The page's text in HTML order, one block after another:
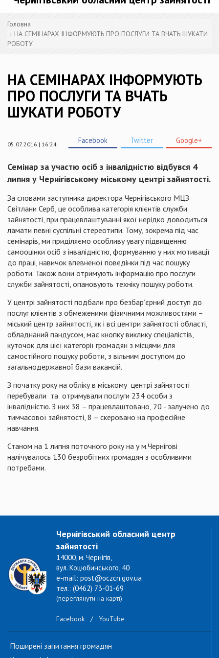
Головна
НА СЕМІНАРАХ ІНФОРМУЮТЬ ПРО ПОСЛУГИ ТА ВЧАТЬ ШУКАТИ
РОБОТУ
НА СЕМІНАРАХ ІНФОРМУЮТЬ
ПРО ПОСЛУГИ ТА ВЧАТЬ
ШУКАТИ РОБОТУ
05.07.2016 | 16:24 Facebook Twitter Google+
Семінар за участю осіб з інвалідністю відбувся 4
липня у Чернігівському міському центрі зайнятості.
За словами заступника директора Чернігівського МЦЗ
Світлани Серб, це особлива категорія клієнтів служби
зайнятості, при працевлаштуванні якої нерідко доводиться
ламати певні суспільні стереотипи. Тому, зокрема під час
семінарів, ми приділяємо особливу увагу підвищенню
самооцінки осіб з інвалідністю, формуванню у них мотивації
до праці, навичок впевненої поведінки під час пошуку
роботи. Також вони отримують інформацію про послуги
служби зайнятості, опановують техніку пошуку роботи.
У центрі зайнятості подбали про безбар’єрний доступ до
послуг клієнтів з обмеженими фізичними можливостями –
міський центр зайнятості, як і всі центри зайнятості області,
обладнаний пандусом, має кнопку виклику спеціалістів,
куточок для цієї категорії громадян з місцями для
самостійного пошуку роботи, з вільним доступом до
загальнодержавної бази вакансій.
З початку року на обліку в міському центрі зайнятості
перебували та отримували послуги 234 особи з
інвалідністю. З них 38 – працевлаштовано, 20 - залучено до
тимчасової зайнятості, 8 – скеровано на професійне
навчання.
Станом на 1 липня поточного року на ум.Чернігові
налічувалось 130 безробітних громадян з особливими
потребами.
Чернігівський обласний центр
зайнятості
14000, м. Чернігів,
вул. Коцюбинського, 40
e-mail: post@oczcn.gov.ua
тел.: (0462) 73-01-69
(переглянути на карті)
Facebook / YouTube
Поширені запитання громадян